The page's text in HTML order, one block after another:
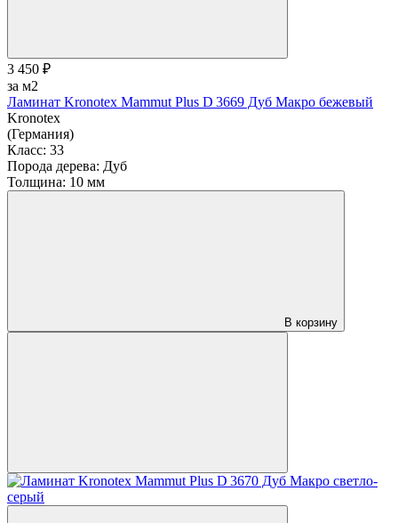
3 450 ₽
за м2
Ламинат Kronotex Mammut Plus D 3669 Дуб Макро бежевый
Kronotex
(Германия)
Класс: 33
Порода дерева: Дуб
Толщина: 10 мм
В корзину